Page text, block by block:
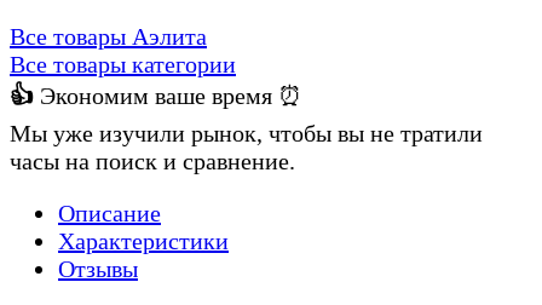
Все товары Аэлита
Все товары категории
👍 Экономим ваше время ⏰
Мы уже изучили рынок, чтобы вы не тратили
часы на поиск и сравнение.
Описание
Характеристики
Отзывы